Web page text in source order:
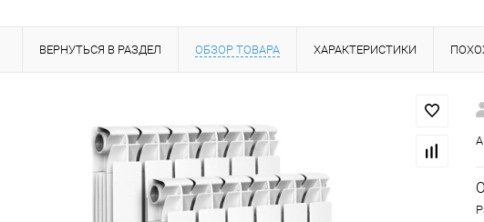
ВЕРНУТЬСЯ В РАЗДЕЛ ОБЗОР ТОВАРА ХАРАКТЕРИСТИКИ